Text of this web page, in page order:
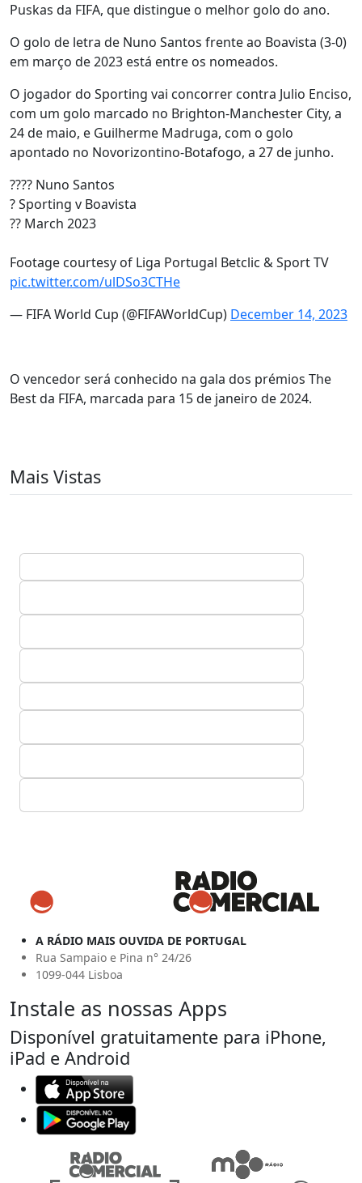
Puskas da FIFA, que distingue o melhor golo do ano.
O golo de letra de Nuno Santos frente ao Boavista (3-0)
em março de 2023 está entre os nomeados.
O jogador do Sporting vai concorrer contra Julio Enciso,
com um golo marcado no Brighton-Manchester City, a
24 de maio, e Guilherme Madruga, com o golo
apontado no Novorizontino-Botafogo, a 27 de junho.
???? Nuno Santos
? Sporting v Boavista
?? March 2023
Footage courtesy of Liga Portugal Betclic & Sport TV
pic.twitter.com/ulDSo3CTHe
— FIFA World Cup (@FIFAWorldCup) December 14, 2023
O vencedor será conhecido na gala dos prémios The
Best da FIFA, marcada para 15 de janeiro de 2024.
Mais Vistas
A RÁDIO MAIS OUVIDA DE PORTUGAL
Rua Sampaio e Pina n° 24/26
1099-044 Lisboa
Instale as nossas Apps
Disponível gratuitamente para iPhone,
iPad e Android